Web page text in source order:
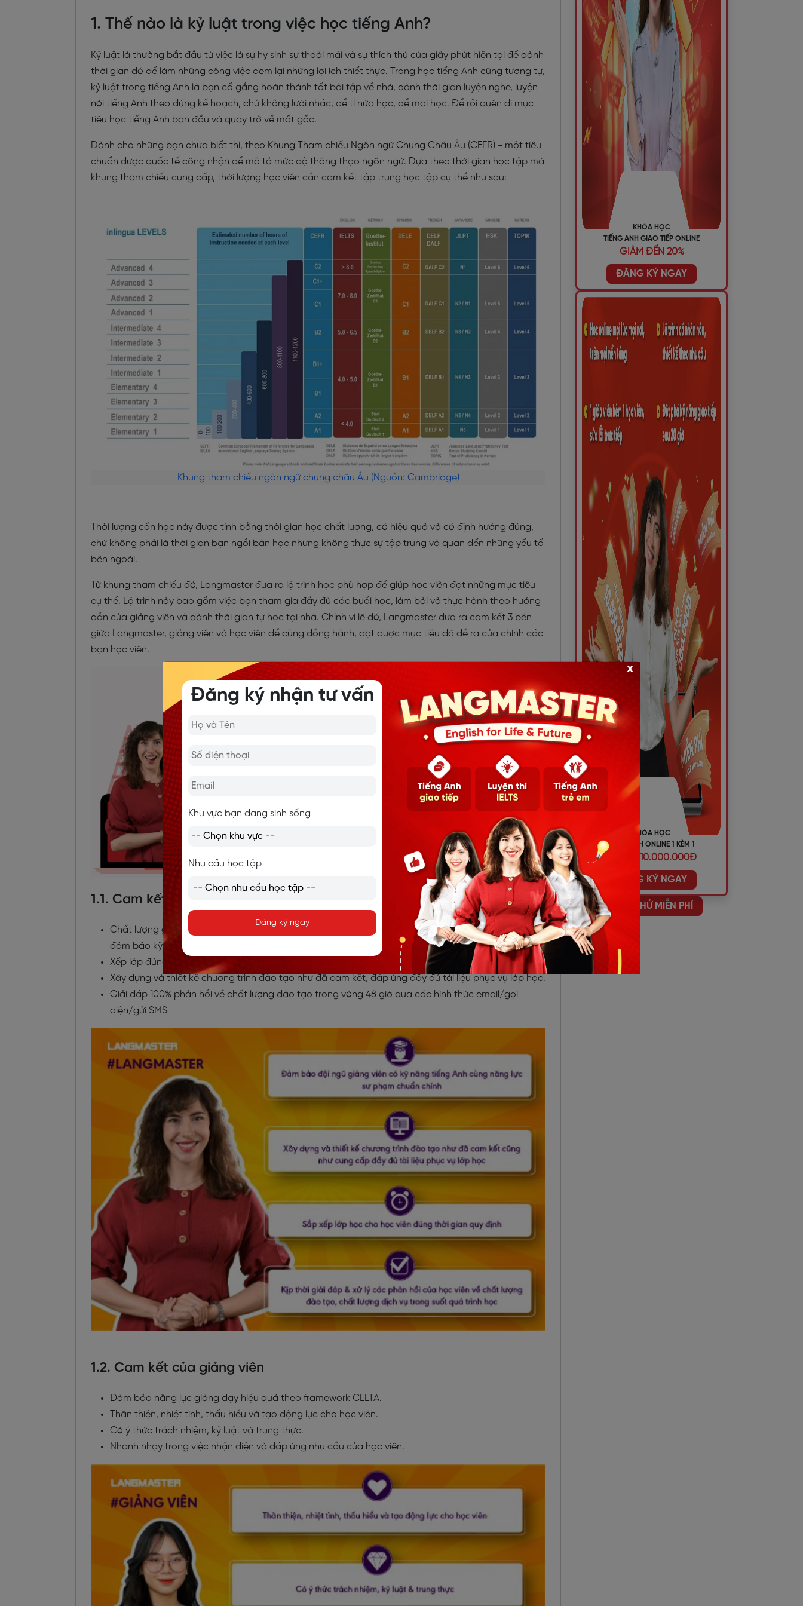
1. Thế nào là kỷ luật trong việc học tiếng Anh?
Kỷ luật là thường bắt đầu từ việc là sự hy sinh sự thoải mái và sự thích thú của giây phút hiện tại để dành
thời gian đó để làm những công việc đem lại những lợi ích thiết thực. Trong học tiếng Anh cũng tương tự,
kỷ luật trong tiếng Anh là bạn cố gắng hoàn thành tốt bài tập về nhà, dành thời gian luyện nghe, luyện
nói tiếng Anh theo đúng kế hoạch, chứ không lười nhác, để tí nữa học, để mai học. Để rồi quên đi mục
tiêu học tiếng Anh ban đầu và quay trở về mất gốc.
Dành cho những bạn chưa biết thì, theo Khung Tham chiếu Ngôn ngữ Chung Châu Âu (CEFR) - một tiêu
chuẩn được quốc tế công nhận để mô tả mức độ thông thạo ngôn ngữ. Dựa theo thời gian học tập mà
khung tham chiếu cung cấp, thời lượng học viên cần cam kết tập trung học tập cụ thể như sau:
Khung tham chiếu ngôn ngữ chung châu Âu (Nguồn: Cambridge)
Thời lượng cần học này được tính bằng thời gian học chất lượng, có hiệu quả và có định hướng đúng,
chứ không phải là thời gian bạn ngồi bàn học nhưng không thực sự tập trung và quan đến những yếu tố
bên ngoài.
Từ khung tham chiếu đó, Langmaster đưa ra lộ trình học phù hợp để giúp học viên đạt những mục tiêu
cụ thể. Lộ trình này bao gồm việc bạn tham gia đầy đủ các buổi học, làm bài và thực hành theo hướng
dẫn của giảng viên và dành thời gian tự học tại nhà. Chính vì lẽ đó, Langmaster đưa ra cam kết 3 bên
giữa Langmaster, giảng viên và học viên để cùng đồng hành, đạt được mục tiêu đã đề ra của chính các
bạn học viên.
1.1. Cam kết của Langmaster
Chất lượng giảng viên đạt tối thiểu Chứng chỉ IELTS 7.5 hoặc TOEIC 900 trở lên hặc tương đương và
đảm bảo kỹ năng và nghiệp vụ sư phạm.
Xếp lớp đúng thời gian qui định tối đa 20 học viên/lớp (trong vòng không quá 30 ngày).
Xây dựng và thiết kế chương trình đào tạo như đã cam kết, đáp ứng đầy đủ tài liệu phục vụ lớp học.
Giải đáp 100% phản hồi về chất lượng đào tạo trong vòng 48 giờ qua các hình thức email/gọi
điện/gửi SMS
1.2. Cam kết của giảng viên
Đảm bảo năng lực giảng dạy hiệu quả theo framework CELTA.
Thân thiện, nhiệt tình, thấu hiểu và tạo động lực cho học viên.
Có ý thức trách nhiệm, kỷ luật và trung thực.
Nhanh nhạy trong việc nhận diện và đáp ứng nhu cầu của học viên.
KHÓA HỌC
TIẾNG ANH GIAO TIẾP ONLINE
GIẢM ĐẾN 20%
ĐĂNG KÝ NGAY
KHÓA HỌC
TIẾNG ANH ONLINE 1 KÈM 1
ƯU ĐÃI 10.000.000Đ
ĐĂNG KÝ NGAY
HỌC THỬ MIỄN PHÍ
Đăng ký nhận tư vấn
Khu vực bạn đang sinh sống
Nhu cầu học tập
Đăng ký ngay
x